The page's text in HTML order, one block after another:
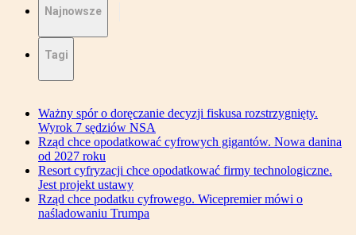
Najnowsze
Tagi
Ważny spór o doręczanie decyzji fiskusa rozstrzygnięty.
Wyrok 7 sędziów NSA
Rząd chce opodatkować cyfrowych gigantów. Nowa danina
od 2027 roku
Resort cyfryzacji chce opodatkować firmy technologiczne.
Jest projekt ustawy
Rząd chce podatku cyfrowego. Wicepremier mówi o
naśladowaniu Trumpa